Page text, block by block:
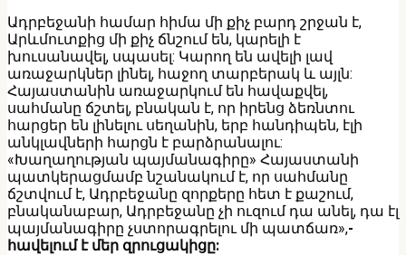
Ադրբեջանի համար հիմա մի քիչ բարդ շրջան է,
Արևմուտքից մի քիչ ճնշում են, կարելի է
խուսանավել, սպասել: Կարող են ավելի լավ
առաջարկներ լինել, հաջող տարբերակ և այլն:
Հայաստանին առաջարկում են հավաքվել,
սահմանը ճշտել, բնական է, որ իրենց ձեռնտու
հարցեր են լինելու սեղանին, երբ հանդիպեն, էլի
անկլավների հարցն է բարձրանալու:
«Խաղաղության պայմանագիրը» Հայաստանի
պատկերացմամբ նշանակում է, որ սահմանը
ճշտվում է, Ադրբեջանը զորքերը հետ է քաշում,
բնականաբար, Ադրբեջանը չի ուզում դա անել, դա էլ
պայմանագիրը չստորագրելու մի պատճառ»,-
հավելում է մեր զրուցակիցը: